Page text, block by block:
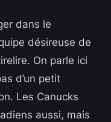
dans le
désireuse de
On parle ici
d’un petit
Les Canucks
aussi, mais